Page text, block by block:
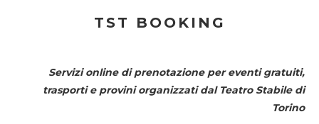
TST BOOKING
Servizi online di prenotazione per eventi gratuiti,
trasporti e provini organizzati dal Teatro Stabile di
Torino